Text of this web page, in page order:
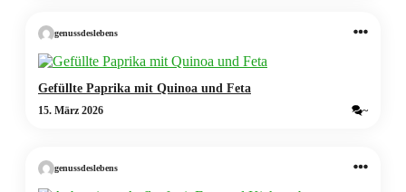
genussdeslebens
Gefüllte Paprika mit Quinoa und Feta
15. März 2026 ~
genussdeslebens